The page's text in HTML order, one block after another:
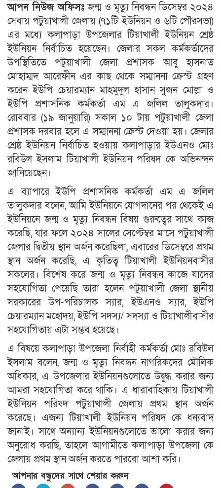
আপন নিউজ অফিসঃজন্ম ও মৃত্যু নিবন্ধন ডিসেম্বর ২০২৪
সেবায় পটুয়াখালী জেলায় (৭১টি ইউনিয়ন ও ৬টি পৌরসভা)
এর মধ্যে কলাপাড়া উপজেলার টিয়াখালী ইউনিয়ন শ্রেষ্ঠ
ইউনিয়ন নির্বাচিত হয়েছেন। জেলার সকল কর্মকর্তাদের
উপস্থিতিতে পটুয়াখালী জেলা প্রশাসক আবু হাসনাত
মোহাম্মদ আরেফীন এর কাছ থেকে সম্মাননা ক্রেস্ট গ্রহণ
করেন ইউপি চেয়ারম্যান মাহমুদুল হাসান সুজন মোল্লা ও
ইউপি প্রশাসনিক কর্মকর্তা এম এ জলিল তালুকদার।
রোববার (১৯ জানুয়ারি) সকাল ১০ টায় পটুয়াখালী জেলা
প্রশাসক দরবার হলে এ সম্মাননা ক্রেস্ট দেওয়া হয়। জেলার
শ্রেষ্ঠ ইউনিয়ন নির্বাচিত হওয়ায় কলাপাড়ার ইউএনও মোঃ
রবিউল ইসলাম টিয়াখালী ইউনিয়ন পরিষদ কে অভিনন্দন
জানিয়েছেন।
এ ব্যাপারে ইউপি প্রশাসনিক কর্মকর্তা এম এ জলিল
তালুকদার বলেন, আমি ইউনিয়নে যোগদানের পর থেকেই এ
ইউনিয়নে জন্ম ও মৃত্যু নিবন্ধন বিষয় গুরুত্বের সাথে কাজ
করেছি, যার ফলে ২০২৪ সালের সেপ্টেম্বর মাসে পটুয়াখালী
জেলার দ্বিতীয় স্থান অর্জন করেছিলা, এবারের ডিসেম্বরে প্রথম
স্থান অর্জন করেছি, এ কৃতিত্ব টিয়াখালী ইউনিয়নবাসীর
সকলের। বিশেষ করে জন্ম ও মৃত্যু নিবন্ধন কাজে যাদের
সহযোগিতা পেয়েছি তারা হলেন পটুয়াখালী জেলা স্থানীয়
সরকারের উপ-পরিচালক স্যার, ইউএনও স্যার, ইউপি
চেয়ারম্যান মহোদয়, ইউপি সদস্য/ সদস্যা ও টিয়াখালীবাসীর
সহযোগিতায় এটা সম্ভব হয়েছে।
এ বিষয়ে কলাপাড়া উপজেলা নির্বাহী কর্মকর্তা মোঃ রবিউল
ইসলাম বলেন, জন্ম ও মৃত্যু নিবন্ধন নাগরিকদের মৌলিক
অধিকার, এ উপজেলার ইউনিয়নগুলোতে উদ্বুদ্ধ করার জন্য
আমরা সহযোগিতা করে থাকি। এ ধারাবাহিকায় টিয়াখালী
ইউনিয়ন পরিষদ পটুয়াখালী জেলায় প্রথম স্থান অর্জন
করেছে। এজন্য টিয়াখালী ইউনিয়ন পরিষদ কে ধন্যবাদ
জানাই। সাথে অন্যান্য ইউনিয়নগুলোতে ভালো করার জন্য
অনুরোধ করছি, তাহলে আগামীতে কলাপাড়া উপজেলা কে
জেলায় প্রথম স্থান অর্জন করতে পারবো আশা করি।
আপনার বন্ধুদের সাথে শেয়ার করুন